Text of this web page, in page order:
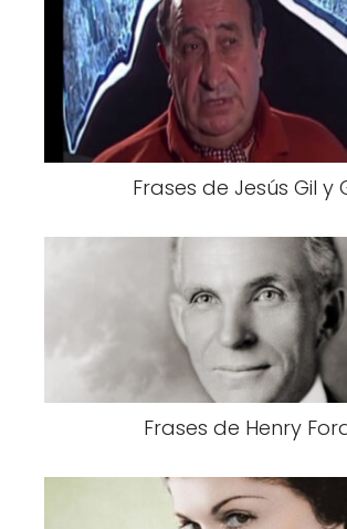
Frases de Jesús Gil y
Frases de Henry